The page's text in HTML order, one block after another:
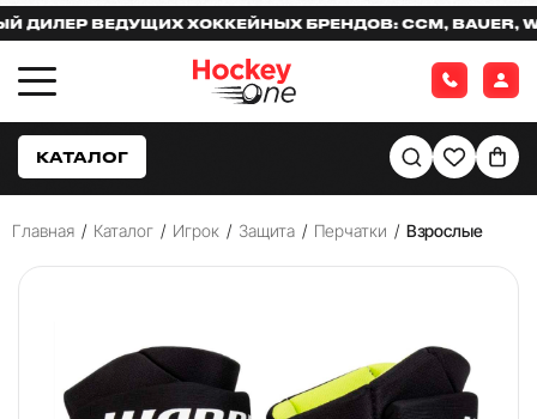
ВЕДУЩИХ ХОККЕЙНЫХ БРЕНДОВ: CCM, BAUER,
КАТАЛОГ
Главная / Каталог / Игрок / Защита / Перчатки / Взрослые